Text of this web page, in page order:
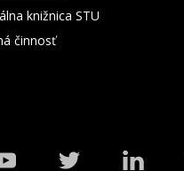
knižnica STU
činnosť